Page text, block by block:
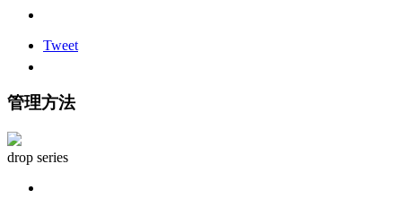
Tweet
管理方法
drop series